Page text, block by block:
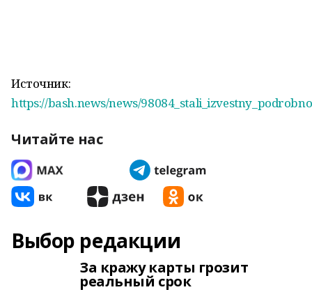
Источник:
https://bash.news/news/
Читайте нас
Выбор редакции
За кражу карты грозит
реальный срок